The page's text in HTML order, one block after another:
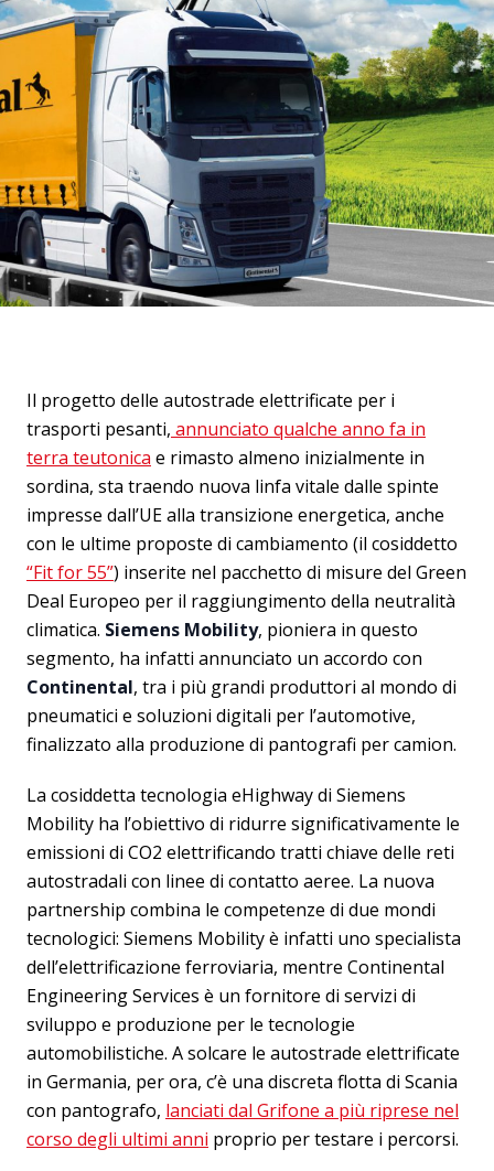
Il progetto delle autostrade elettrificate per i
trasporti pesanti, annunciato qualche anno fa in
terra teutonica e rimasto almeno inizialmente in
sordina, sta traendo nuova linfa vitale dalle spinte
impresse dall’UE alla transizione energetica, anche
con le ultime proposte di cambiamento (il cosiddetto
“Fit for 55”) inserite nel pacchetto di misure del Green
Deal Europeo per il raggiungimento della neutralità
climatica. Siemens Mobility, pioniera in questo
segmento, ha infatti annunciato un accordo con
Continental, tra i più grandi produttori al mondo di
pneumatici e soluzioni digitali per l’automotive,
finalizzato alla produzione di pantografi per camion.
La cosiddetta tecnologia eHighway di Siemens
Mobility ha l’obiettivo di ridurre significativamente le
emissioni di CO2 elettrificando tratti chiave delle reti
autostradali con linee di contatto aeree. La nuova
partnership combina le competenze di due mondi
tecnologici: Siemens Mobility è infatti uno specialista
dell’elettrificazione ferroviaria, mentre Continental
Engineering Services è un fornitore di servizi di
sviluppo e produzione per le tecnologie
automobilistiche. A solcare le autostrade elettrificate
in Germania, per ora, c’è una discreta flotta di Scania
con pantografo, lanciati dal Grifone a più riprese nel
corso degli ultimi anni proprio per testare i percorsi.